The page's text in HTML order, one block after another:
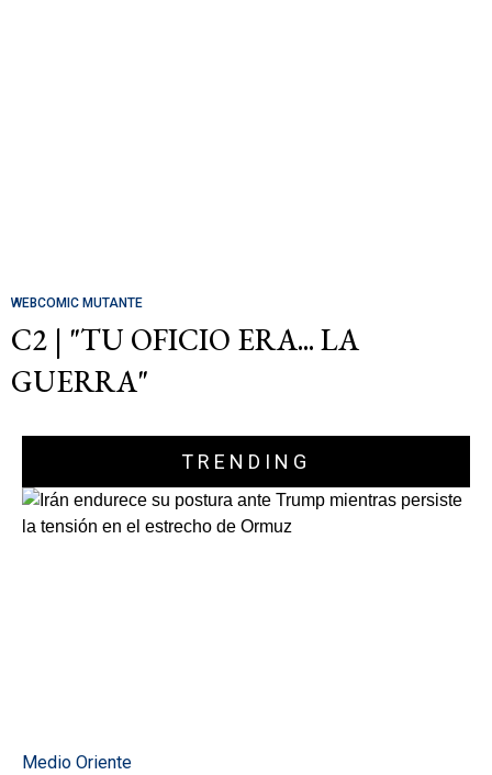
WEBCOMIC MUTANTE
C2 | "TU OFICIO ERA... LA
GUERRA"
TRENDING
Medio Oriente